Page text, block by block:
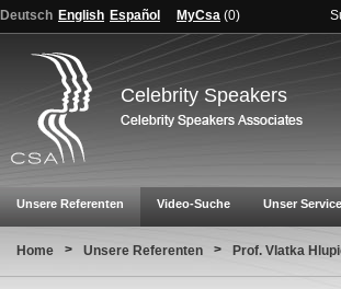
Deutsch English Español MyCsa (0)
Celebrity Speakers
Unsere Referenten Video-Suche Unser Service
Home > Unsere Referenten > Prof. Vlatka